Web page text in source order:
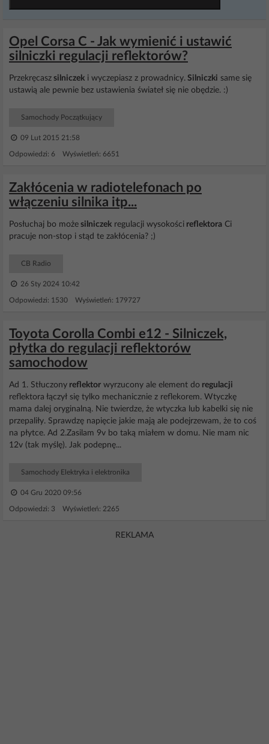
Opel Corsa C - Jak wymienić i ustawić
silniczki regulacji reflektorów?
Przekręcasz silniczek i wyczepiasz z prowadnicy. Silniczki same się
ustawią ale pewnie bez ustawienia świateł się nie obędzie. :)
Samochody Początkujący
09 Lut 2015 21:58
Odpowiedzi: 6 Wyświetleń: 6651
Zakłócenia w radiotelefonach po
włączeniu silnika itp...
Posłuchaj bo może silniczek regulacji wysokości reflektora Ci
pracuje non-stop i stąd te zakłócenia? ;)
CB Radio
26 Sty 2024 10:42
Odpowiedzi: 1530 Wyświetleń: 179727
Toyota Corolla Combi e12 - Silniczek,
płytka do regulacji reflektorów
samochodow
Ad 1. Stłuczony reflektor wyrzucony ale element do regulacji
reflektora łączył się tylko mechanicznie z reflekorem. Wtyczkę
mama dalej oryginalną. Nie twierdze, że wtyczka lub kabelki się nie
przepaliły. Sprawdzę napięcie jakie mają ale podejrzewam, że to coś
na płytce. Ad 2.Zasilam 9v bo taką miałem w domu. Nie mam nic
12v (tak myślę). Jak podepnę...
Samochody Elektryka i elektronika
04 Gru 2020 09:56
Odpowiedzi: 3 Wyświetleń: 2265
REKLAMA